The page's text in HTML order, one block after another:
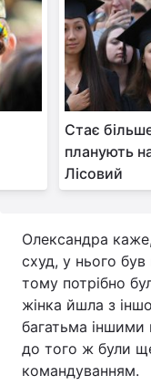
Стає
планують
Лісовий
Олександра
схуд, у нього
тому потрібно
жінка йшла з
багатьма
до того ж були
командуванням.